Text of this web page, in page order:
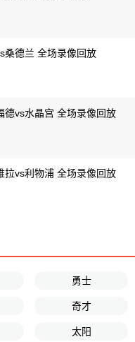
桑德兰 全场录像回放
德vs水晶宫 全场录像回放
拉vs利物浦 全场录像回放
勇士
奇才
太阳